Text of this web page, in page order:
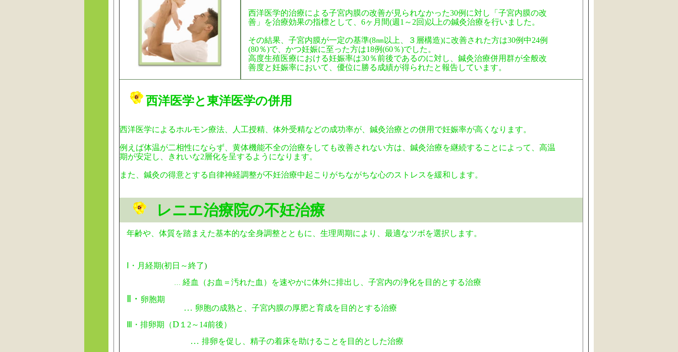
西洋医学的治療による子宮内膜の改善が見られなかった30例に対し「子宮内膜の改
善」を治療効果の指標として、6ヶ月間(週1～2回)以上の鍼灸治療を行いました。
その結果、子宮内膜が一定の基準(8㎜以上、３層構造)に改善された方は30例中24例
(80％)で、かつ妊娠に至った方は18例(60％)でした。
高度生殖医療における妊娠率は30％前後であるのに対し、鍼灸治療併用群が全般改
善度と妊娠率において、優位に勝る成績が得られたと報告しています。
西洋医学と東洋医学の併用
西洋医学によるホルモン療法、人工授精、体外受精などの成功率が、鍼灸治療との併用で妊娠率が高くなります。
例えば体温が二相性にならず、黄体機能不全の治療をしても改善されない方は、鍼灸治療を継続することによって、高温
期が安定し、きれいな2層化を呈するようになります。
また、鍼灸の得意とする自律神経調整が不妊治療中起こりがちながちな心のストレスを緩和します。
レニエ治療院の不妊治療
年齢や、体質を踏まえた基本的な全身調整とともに、生理周期により、最適なツボを選択します。
Ⅰ・月経期(初日～終了)
… 経血（お血＝汚れた血）を速やかに体外に排出し、子宮内の浄化を目的とする治療
Ⅱ・ 卵胞期
… 卵胞の成熟と、子宮内膜の厚肥と育成を目的とする治療
Ⅲ・排卵期 （D１2～14前後）
… 排卵を促し、精子の着床を助けることを目的とした治療